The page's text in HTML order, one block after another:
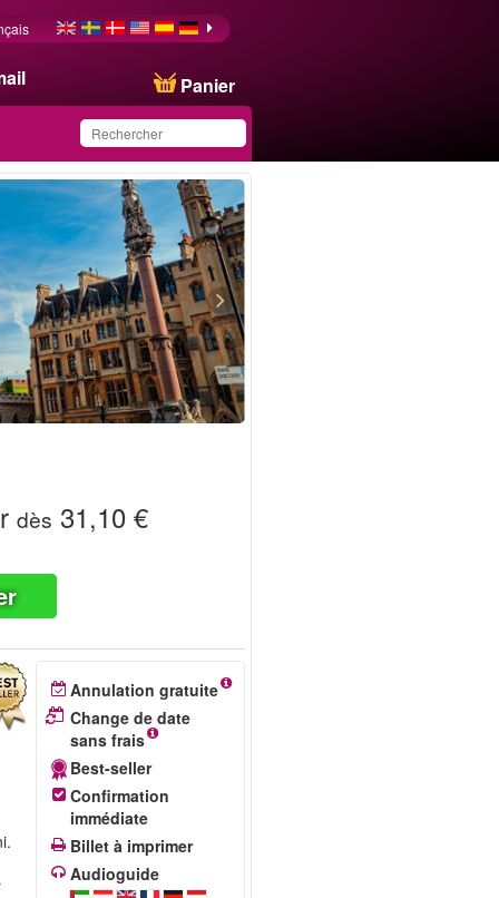
Panier
Ce produit a été
sauvegardé dans votre
liste.
dès 31,10 €
Annulation gratuite
Change de date
sans frais
Best-seller
Confirmation
immédiate
Billet à imprimer
Audioguide